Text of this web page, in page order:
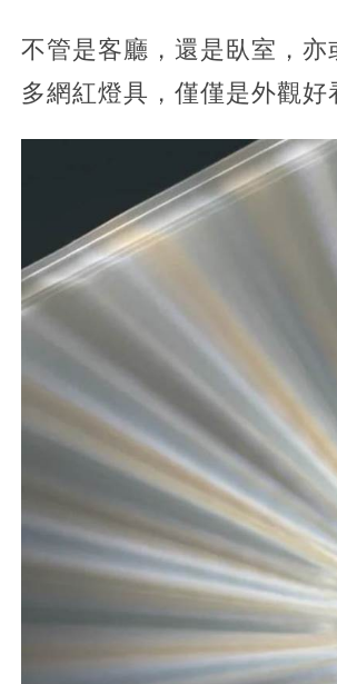
不管是客廳，還是臥室，
多網紅燈具，僅僅是外觀好